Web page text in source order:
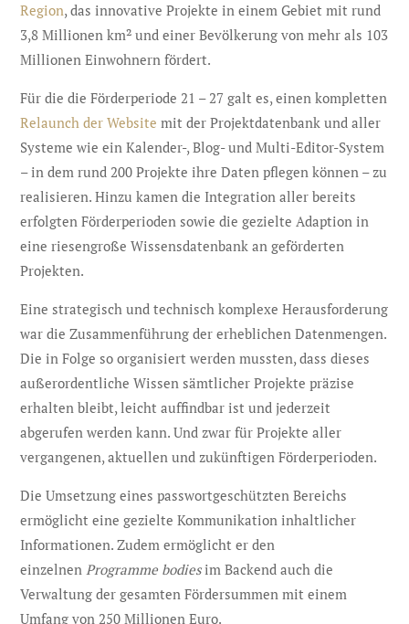
Region, das innovative Projekte in einem Gebiet mit rund
3,8 Millionen km² und einer Bevölkerung von mehr als 103
Millionen Einwohnern fördert.
Für die die Förderperiode 21 – 27 galt es, einen kompletten
Relaunch der Website mit der Projektdatenbank und aller
Systeme wie ein Kalender-, Blog- und Multi-Editor-System
– in dem rund 200 Projekte ihre Daten pflegen können – zu
realisieren. Hinzu kamen die Integration aller bereits
erfolgten Förderperioden sowie die gezielte Adaption in
eine riesengroße Wissensdatenbank an geförderten
Projekten.
Eine strategisch und technisch komplexe Herausforderung
war die Zusammenführung der erheblichen Datenmengen.
Die in Folge so organisiert werden mussten, dass dieses
außerordentliche Wissen sämtlicher Projekte präzise
erhalten bleibt, leicht auffindbar ist und jederzeit
abgerufen werden kann. Und zwar für Projekte aller
vergangenen, aktuellen und zukünftigen Förderperioden.
Die Umsetzung eines passwortgeschützten Bereichs
ermöglicht eine gezielte Kommunikation inhaltlicher
Informationen. Zudem ermöglicht er den
einzelnenProgramme bodiesim Backend auch die
Verwaltung der gesamten Fördersummen mit einem
Umfang von 250 Millionen Euro.